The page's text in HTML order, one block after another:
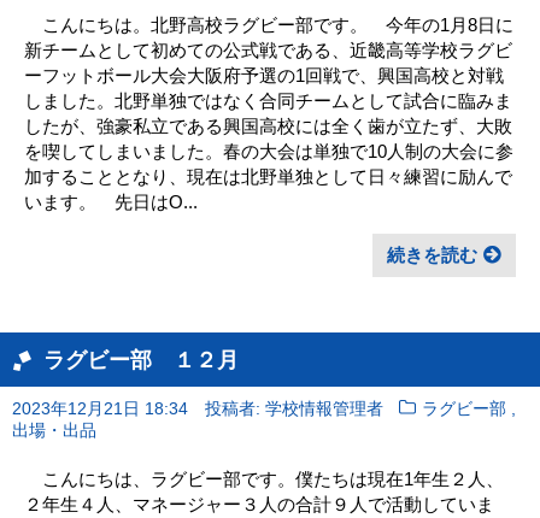
こんにちは。北野高校ラグビー部です。 今年の1月8日に
新チームとして初めての公式戦である、近畿高等学校ラグビ
ーフットボール大会大阪府予選の1回戦で、興国高校と対戦
しました。北野単独ではなく合同チームとして試合に臨みま
したが、強豪私立である興国高校には全く歯が立たず、大敗
を喫してしまいました。春の大会は単独で10人制の大会に参
加することとなり、現在は北野単独として日々練習に励んで
います。 先日はO...
続きを読む
ラグビー部 １２月
2023年12月21日 18:34 投稿者: 学校情報管理者 ラグビー部
出場・出品
こんにちは、ラグビー部です。僕たちは現在1年生２人、
２年生４人、マネージャー３人の合計９人で活動していま